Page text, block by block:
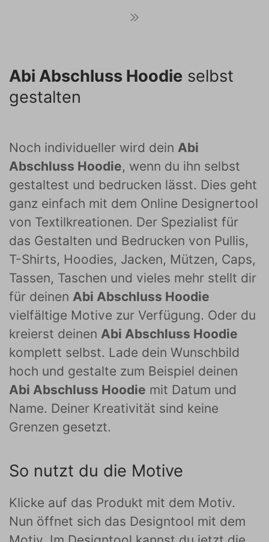
Abi Abschluss Hoodie selbst
gestalten
Noch individueller wird dein Abi
Abschluss Hoodie, wenn du ihn selbst
gestaltest und bedrucken lässt. Dies geht
ganz einfach mit dem Online Designertool
von Textilkreationen. Der Spezialist für
das Gestalten und Bedrucken von Pullis,
T-Shirts, Hoodies, Jacken, Mützen, Caps,
Tassen, Taschen und vieles mehr stellt dir
für deinen Abi Abschluss Hoodie
vielfältige Motive zur Verfügung. Oder du
kreierst deinen Abi Abschluss Hoodie
komplett selbst. Lade dein Wunschbild
hoch und gestalte zum Beispiel deinen
Abi Abschluss Hoodie mit Datum und
Name. Deiner Kreativität sind keine
Grenzen gesetzt.
So nutzt du die Motive
Klicke auf das Produkt mit dem Motiv.
Nun öffnet sich das Designtool mit dem